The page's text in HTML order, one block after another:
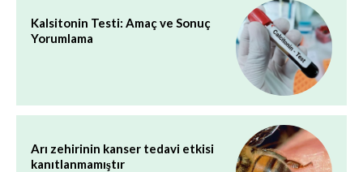
Kalsitonin Testi: Amaç ve Sonuç
Yorumlama
Arı zehirinin kanser tedavi etkisi
kanıtlanmamıştır